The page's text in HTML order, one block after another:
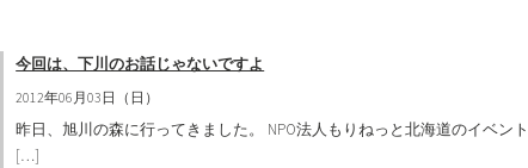
今回は、下川のお話じゃないですよ
2012年06月03日（日）
昨日、旭川の森に行ってきました。 NPO法人もりねっと北海道のイベン
[…]